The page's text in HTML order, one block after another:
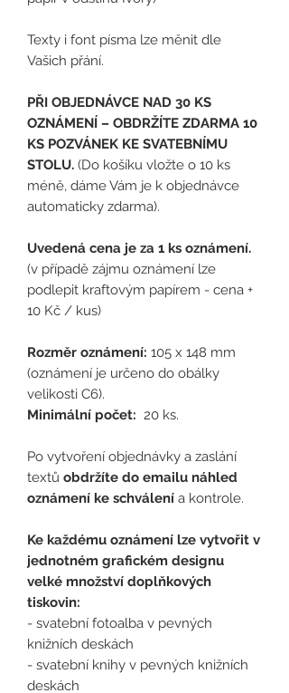
Texty i font písma lze měnit dle
Vašich přání.
PŘI OBJEDNÁVCE NAD 30 KS
OZNÁMENÍ – OBDRŽÍTE ZDARMA 10
KS POZVÁNEK KE SVATEBNÍMU
STOLU. (Do košíku vložte o 10 ks
méně, dáme Vám je k objednávce
automaticky zdarma).
Uvedená cena je za 1 ks oznámení.
(v případě zájmu oznámení lze
podlepit kraftovým papírem - cena +
10 Kč / kus)
Rozměr oznámení: 105 x 148 mm
(oznámení je určeno do obálky
velikosti C6).
Minimální počet: 20 ks.
Po vytvoření objednávky a zaslání
textů obdržíte do emailu náhled
oznámení ke schválení a kontrole.
Ke každému oznámení lze vytvořit v
jednotném grafickém designu
velké množství doplňkových
tiskovin:
- svatební fotoalba v pevných
knižních deskách
- svatební knihy v pevných knižních
deskách